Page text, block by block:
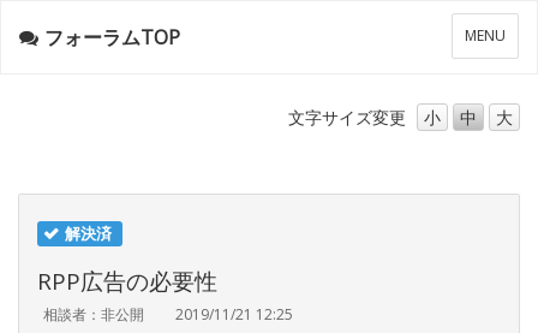
メ
ニ
ー
MENU
フォーラムTOP
文字サイズ変更 小 中 大
解決済
RPP広告の必要性
相談者：非公開 2019/11/21 12:25